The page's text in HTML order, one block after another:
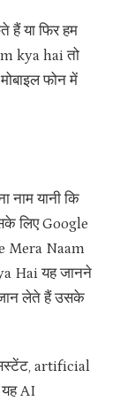
हैं या फिर हम
kya hai तो
फोन में
यानी कि
लिए Google
Mera Naam
Hai यह जानने
लेते हैं उसके
artificial
AI